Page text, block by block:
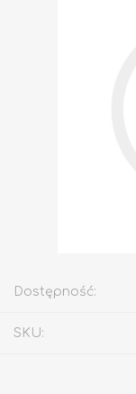
Dostępność:
SKU: